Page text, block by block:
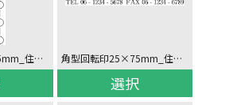
角型回転印25×75mm_住所(〒なし)/社名/電話_タテ 角型回転印25×75mm_住所(2行)/社名/役職氏名/電話_ヨコ
選択